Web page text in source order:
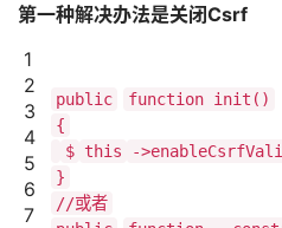
第一种解决办法是关闭Csrf
1
2
3
4
5
6
7
public
function init()
{
$ this -
}
//或者